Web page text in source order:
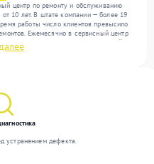
центр по ремонту и обслуживанию
10 лет. В штате компании — более 19
работы число клиентов превысило
Ежемесячно в сервисный центр
, , . Мы беремся за задачи любой
качества благодаря опыту команды.
устранением дефекта.